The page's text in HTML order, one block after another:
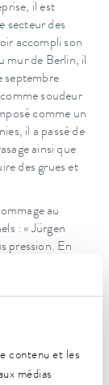
contenu et les
médias
il est
secteur des
accompli son
mur de Berlin, il
septembre
soudeur
comme un
il a passé de
ainsi que
des grues et
au
: « Jürgen
pression. En
de jonction
propre
énergie et
telle durée a
l'hommage
pas pu